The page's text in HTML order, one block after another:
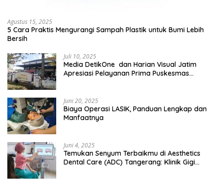
Agustus 15, 2025
5 Cara Praktis Mengurangi Sampah Plastik untuk Bumi Lebih
Bersih
Juli 10, 2025
Media DetikOne dan Harian Visual Jatim
Apresiasi Pelayanan Prima Puskesmas
Juni 20, 2025
Biaya Operasi LASIK, Panduan Lengkap dan
Manfaatnya
Juni 4, 2025
Temukan Senyum Terbaikmu di Aesthetics
Dental Care (ADC) Tangerang: Klinik Gigi